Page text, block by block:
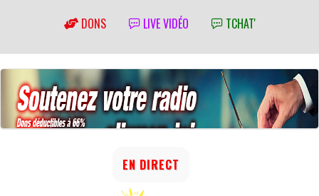
DONS LIVE VIDÉO TCHAT'
EN DIRECT